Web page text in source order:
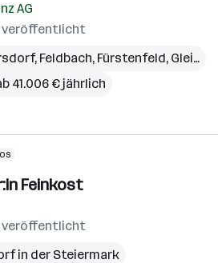
AG
veröffentlicht
, Feldbach, Fürstenfeld, Gleisdorf
41.006 € jährlich
Feinkost
veröffentlicht
in der Steiermark